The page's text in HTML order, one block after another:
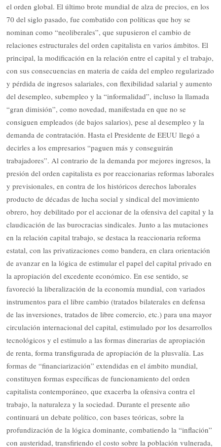
el orden global. El último brote mundial de alza de precios, en los
70 del siglo pasado, fue combatido con políticas que hoy se
nominan como “neoliberales”, que supusieron el cambio de
relaciones estructurales del orden capitalista en varios ámbitos. El
principal, la modificación en la relación entre el capital y el trabajo,
con sus consecuencias en materia de caída del empleo regularizado
y pérdida de ingresos salariales, con flexibilidad salarial y aumento
del desempleo, subempleo y la “informalidad”, incluso la llamada
“gran dimisión”, como novedad, manifestada en que no se
consiguen empleados (de bajos salarios), pese al desempleo y la
demanda de contratación. Hasta el Presidente de EEUU llegó a
decirles a los empresarios “paguen más y conseguirán
trabajadores”. Al contrario de la demanda por mejores ingresos, la
presión del orden capitalista es por reaccionarias reformas laborales
y previsionales, en contra de los históricos derechos laborales
producto de décadas de lucha social y sindical del movimiento
obrero, hoy debilitado por el accionar de la ofensiva del capital y la
claudicación de las burocracias sindicales. Junto a las mutaciones
en la relación capital trabajo, se destaca la reaccionaria reforma
estatal, con las privatizaciones como bandera, en clara orientación
de avanzar en la lógica de estimular el papel del capital privado en
la apropiación del excedente económico. En ese sentido, se
favoreció la liberalización de la economía mundial, con variados
instrumentos para el libre cambio (tratados bilaterales en defensa
de las inversiones, tratados de libre comercio, etc.) para una mayor
circulación internacional del capital, estimulado por los desarrollos
tecnológicos y el estímulo a las formas dinerarias de apropiación
de renta, forma transfigurada de apropiación de la plusvalía. Las
formas de “financiarización” extendidas en el ámbito mundial,
constituyen formas específicas de funcionamiento del orden
capitalista contemporáneo, que exacerba la ofensiva contra el
trabajo, la naturaleza y la sociedad. Durante el presente año
continuará un debate político, con bases teóricas, sobre la
profundización de la lógica dominante, combatiendo la “inflación”
con austeridad, transfiriendo el costo sobre la población vulnerada,